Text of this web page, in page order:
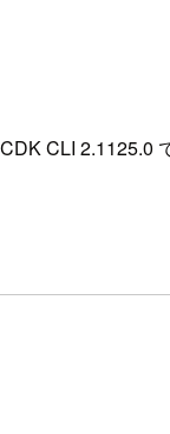
CLI 2.1125.0